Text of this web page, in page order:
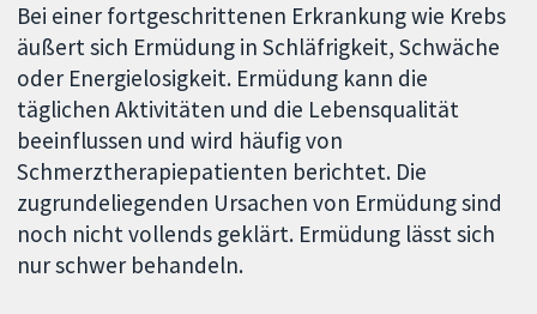
Bei einer fortgeschrittenen Erkrankung wie Krebs
äußert sich Ermüdung in Schläfrigkeit, Schwäche
oder Energielosigkeit. Ermüdung kann die
täglichen Aktivitäten und die Lebensqualität
beeinflussen und wird häufig von
Schmerztherapiepatienten berichtet. Die
zugrundeliegenden Ursachen von Ermüdung sind
noch nicht vollends geklärt. Ermüdung lässt sich
nur schwer behandeln.